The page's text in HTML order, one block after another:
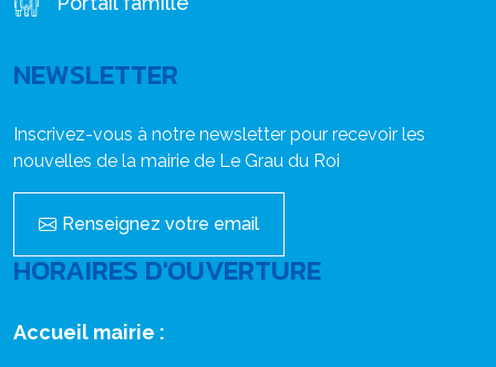
NEWSLETTER
Inscrivez-vous à notre newsletter pour recevoir les
nouvelles de la mairie de Le Grau du Roi
Renseignez votre email
HORAIRES D'OUVERTURE
Accueil mairie :